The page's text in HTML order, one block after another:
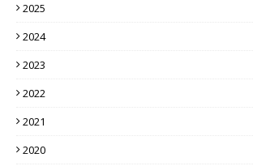
2025
2024
2023
2022
2021
2020